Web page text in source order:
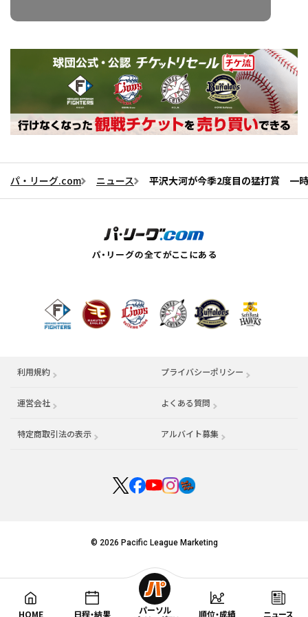
パ・リーグ.com ニュース 平沢大河が今季2度目の猛打賞 一
利用規約 プライバシーポリシー
運営会社 （別ウィンドウで開く） よくある質問
特定商取引法の表示 アルバイト募集 （別ウィンドウで開く
© 2026 Pacific League Marketing
HOME 日程・結果
パーソル
順位・成績 ニュース